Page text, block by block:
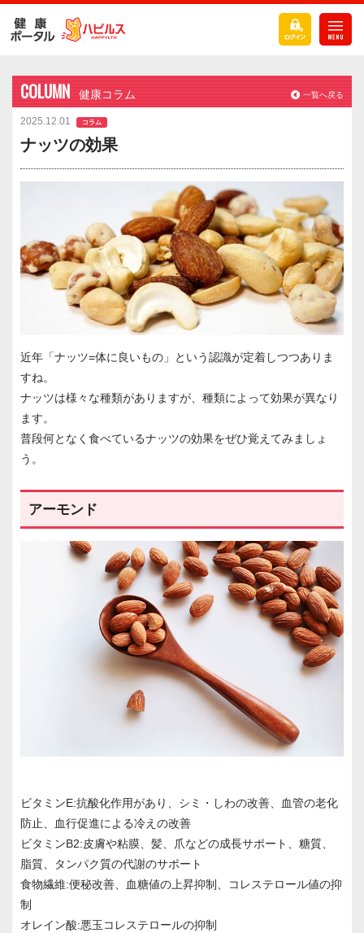
COLUMN 健康コラム 一覧へ戻る
2025.12.01 コラム
ナッツの効果
近年「ナッツ=体に良いもの」という認識が定着しつつありま
すね。
ナッツは様々な種類がありますが、種類によって効果が異なり
ます。
普段何となく食べているナッツの効果をぜひ覚えてみましょ
う。
アーモンド
ビタミンE:抗酸化作用があり、シミ・しわの改善、血管の老化
防止、血行促進による冷えの改善
ビタミンB2:皮膚や粘膜、髪、爪などの成長サポート、糖質、
脂質、タンパク質の代謝のサポート
食物繊維:便秘改善、血糖値の上昇抑制、コレステロール値の抑
制
オレイン酸:悪玉コレステロールの抑制